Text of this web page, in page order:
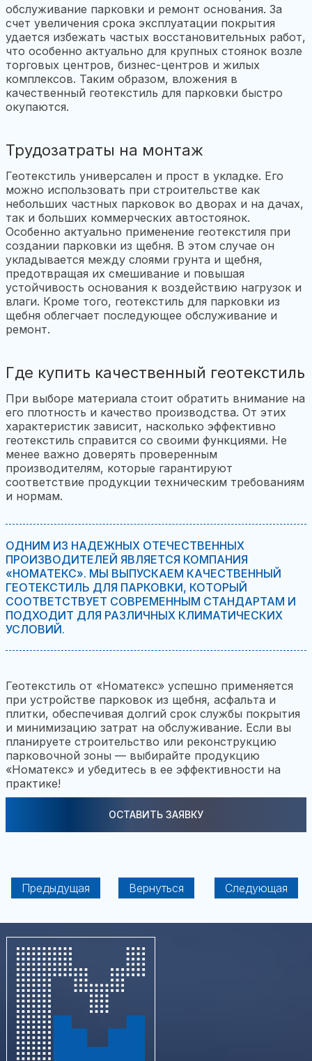
обслуживание парковки и ремонт основания. За
счет увеличения срока эксплуатации покрытия
удается избежать частых восстановительных работ,
что особенно актуально для крупных стоянок возле
торговых центров, бизнес-центров и жилых
комплексов. Таким образом, вложения в
качественный геотекстиль для парковки быстро
окупаются.
Трудозатраты на монтаж
Геотекстиль универсален и прост в укладке. Его
можно использовать при строительстве как
небольших частных парковок во дворах и на дачах,
так и больших коммерческих автостоянок.
Особенно актуально применение геотекстиля при
создании парковки из щебня. В этом случае он
укладывается между слоями грунта и щебня,
предотвращая их смешивание и повышая
устойчивость основания к воздействию нагрузок и
влаги. Кроме того, геотекстиль для парковки из
щебня облегчает последующее обслуживание и
ремонт.
Где купить качественный геотекстиль
При выборе материала стоит обратить внимание на
его плотность и качество производства. От этих
характеристик зависит, насколько эффективно
геотекстиль справится со своими функциями. Не
менее важно доверять проверенным
производителям, которые гарантируют
соответствие продукции техническим требованиям
и нормам.
ОДНИМ ИЗ НАДЕЖНЫХ ОТЕЧЕСТВЕННЫХ
ПРОИЗВОДИТЕЛЕЙ ЯВЛЯЕТСЯ КОМПАНИЯ
«НОМАТЕКС». МЫ ВЫПУСКАЕМ КАЧЕСТВЕННЫЙ
ГЕОТЕКСТИЛЬ ДЛЯ ПАРКОВКИ, КОТОРЫЙ
СООТВЕТСТВУЕТ СОВРЕМЕННЫМ СТАНДАРТАМ И
ПОДХОДИТ ДЛЯ РАЗЛИЧНЫХ КЛИМАТИЧЕСКИХ
УСЛОВИЙ.
Геотекстиль от «Номатекс» успешно применяется
при устройстве парковок из щебня, асфальта и
плитки, обеспечивая долгий срок службы покрытия
и минимизацию затрат на обслуживание. Если вы
планируете строительство или реконструкцию
парковочной зоны — выбирайте продукцию
«Номатекс» и убедитесь в ее эффективности на
практике!
ОСТАВИТЬ ЗАЯВКУ
Предыдущая Вернуться Следующая